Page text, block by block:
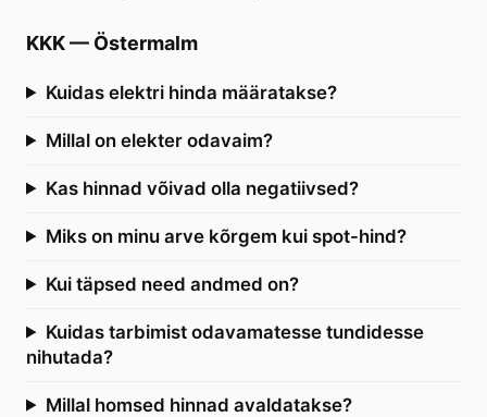
KKK— Östermalm
Kuidas elektri hinda määratakse?
Millal on elekter odavaim?
Kas hinnad võivad olla negatiivsed?
Miks on minu arve kõrgem kui spot-hind?
Kui täpsed need andmed on?
Kuidas tarbimist odavamatesse tundidesse
nihutada?
Millal homsed hinnad avaldatakse?